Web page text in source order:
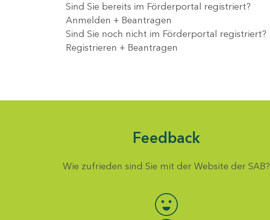
Sind Sie bereits im Förderportal registriert?
Anmelden + Beantragen
Sind Sie noch nicht im Förderportal registriert?
Registrieren + Beantragen
Feedback
Wie zufrieden sind Sie mit der Website der SAB?
Bewertung auswählen